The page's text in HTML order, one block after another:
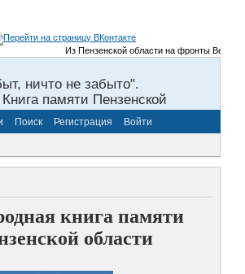
Из Пензенской области на фронты
ничто не забыто".
памяти Пензенской
Поиск Регистрация Войти
книга памяти
области